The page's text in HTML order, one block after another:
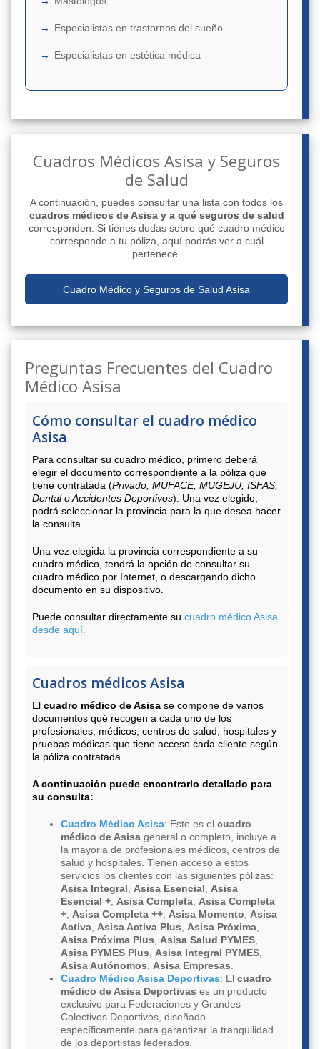
Especialistas en trastornos del sueño
Especialistas en estética médica
Cuadros Médicos Asisa y Seguros
de Salud
A continuación, puedes consultar una lista con todos los
cuadros médicos de Asisa y a qué seguros de salud
corresponden. Si tienes dudas sobre qué cuadro médico
corresponde a tu póliza, aquí podrás ver a cuál
pertenece.
Cuadro Médico y Seguros de Salud Asisa
Preguntas Frecuentes del Cuadro
Médico Asisa
Cómo consultar el cuadro médico
Asisa
Para consultar su cuadro médico, primero deberá
elegir el documento correspondiente a la póliza que
tiene contratada (Privado, MUFACE, MUGEJU, ISFAS,
Dental o Accidentes Deportivos). Una vez elegido,
podrá seleccionar la provincia para la que desea hacer
la consulta.
Una vez elegida la provincia correspondiente a su
cuadro médico, tendrá la opción de consultar su
cuadro médico por Internet, o descargando dicho
documento en su dispositivo.
Puede consultar directamente su cuadro médico Asisa
desde aquí.
Cuadros médicos Asisa
El cuadro médico de Asisa se compone de varios
documentos qué recogen a cada uno de los
profesionales, médicos, centros de salud, hospitales y
pruebas médicas que tiene acceso cada cliente según
la póliza contratada.
A continuación puede encontrarlo detallado para
su consulta:
Cuadro Médico Asisa: Este es el cuadro
médico de Asisa general o completo, incluye a
la mayoria de profesionales médicos, centros de
salud y hospitales. Tienen acceso a estos
servicios los clientes con las siguientes pólizas:
Asisa Integral
Asisa Esencial
Asisa
Esencial + Asisa Completa Asisa Completa
+ Asisa Completa ++ Asisa Momento
Asisa
Activa Asisa Activa Plus Asisa Próxima
Asisa Próxima Plus
Asisa Salud PYMES
Asisa PYMES Plus
Asisa Integral PYMES
Asisa Autónomos
Asisa Empresas
Cuadro Médico Asisa Deportivas: El cuadro
médico de Asisa Deportivas es un producto
exclusivo para Federaciones y Grandes
Colectivos Deportivos, diseñado
específicamente para garantizar la tranquilidad
de los deportistas federados.